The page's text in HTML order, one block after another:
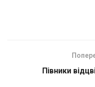
Півники